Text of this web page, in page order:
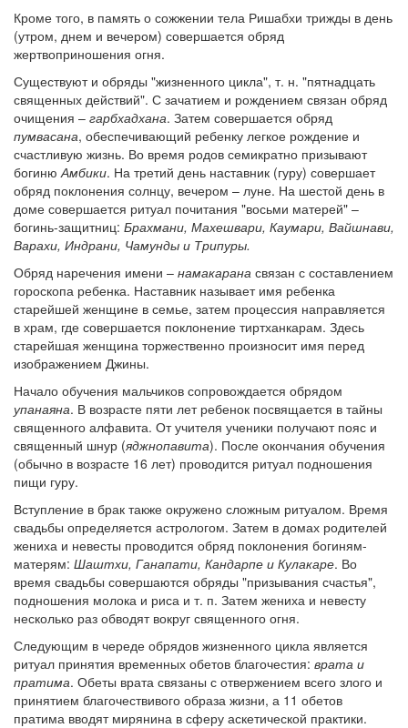
Кроме того, в память о сожжении тела Ришабхи трижды в день
(утром, днем и вечером) совершается обряд
жертвоприношения огня.
Существуют и обряды "жизненного цикла", т. н. "пятнадцать
священных действий". С зачатием и рождением связан обряд
очищения – гарбхадхана. Затем совершается обряд
пумвасана, обеспечивающий ребенку легкое рождение и
счастливую жизнь. Во время родов семикратно призывают
богинюАмбики. На третий день наставник (гуру) совершает
обряд поклонения солнцу, вечером – луне. На шестой день в
доме совершается ритуал почитания "восьми матерей" –
богинь-защитниц: Брахмани, Махешвари, Каумари, Вайшнави,
Варахи, Индрани, Чамунды и Трипуры.
Обряд наречения имени – намакарана связан с составлением
гороскопа ребенка. Наставник называет имя ребенка
старейшей женщине в семье, затем процессия направляется
в храм, где совершается поклонение тиртханкарам. Здесь
старейшая женщина торжественно произносит имя перед
изображением Джины.
Начало обучения мальчиков сопровождается обрядом
упанаяна. В возрасте пяти лет ребенок посвящается в тайны
священного алфавита. От учителя ученики получают пояс и
священный шнур (яджнопавита). После окончания обучения
(обычно в возрасте 16 лет) проводится ритуал подношения
пищи гуру.
Вступление в брак также окружено сложным ритуалом. Время
свадьбы определяется астрологом. Затем в домах родителей
жениха и невесты проводится обряд поклонения богиням-
матерям: Шаштхи, Ганапати, Кандарпе и Кулакаре. Во
время свадьбы совершаются обряды "призывания счастья",
подношения молока и риса и т. п. Затем жениха и невесту
несколько раз обводят вокруг священного огня.
Следующим в череде обрядов жизненного цикла является
ритуал принятия временных обетов благочестия: врата и
пратима. Обеты врата связаны с отвержением всего злого и
принятием благочествивого образа жизни, а 11 обетов
пратима вводят мирянина в сферу аскетической практики.